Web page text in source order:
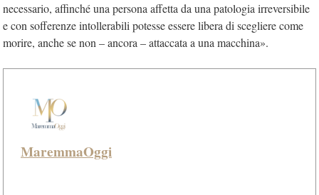
necessario, affinché una persona affetta da una patologia irreversibile
e con sofferenze intollerabili potesse essere libera di scegliere come
morire, anche se non – ancora – attaccata a una macchina».
MaremmaOggi